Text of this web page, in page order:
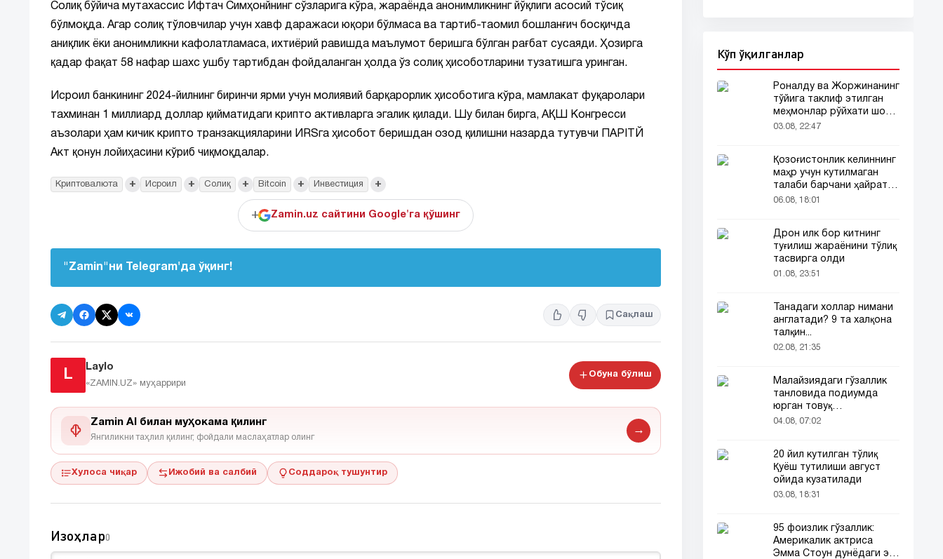
Солиқ бўйича мутахассис Ифтач Симҳонйнинг сўзларига кўра, жараёнда анонимликнинг йўқлиги асосий тўсиқ
бўлмоқда. Агар солиқ тўловчилар учун хавф даражаси юқори бўлмаса ва тартиб-таомил бошланғич босқичда
аниқлик ёки анонимликни кафолатламаса, ихтиёрий равишда маълумот беришга бўлган рағбат сусаяди. Ҳозирга
қадар фақат 58 нафар шахс ушбу тартибдан фойдаланган ҳолда ўз солиқ ҳисоботларини тузатишга уринган.
Исроил банкининг 2024-йилнинг биринчи ярми учун молиявий барқарорлик ҳисоботига кўра, мамлакат фуқаролари
тахминан 1 миллиард доллар қийматидаги крипто активларга эгалик қилади. Шу билан бирга, АҚШ Конгресси
аъзолари ҳам кичик крипто транзакцияларини ИRSга ҳисобот беришдан озод қилишни назарда тутувчи ПАРITЙ
Акт қонун лойиҳасини кўриб чиқмоқдалар.
Криптовалюта + Исроил + Солиқ + Bitcoin + Инвестиция +
+ Zamin.uz сайтини Google'га қўшинг
"Zamin"ни Telegram'да ўқинг!
Сақлаш
L
Laylo
«ZAMIN.UZ» муҳаррири
Обуна бўлиш
Zamin AI билан муҳокама қилинг
Янгиликни таҳлил қилинг, фойдали маслаҳатлар олинг
→
Хулоса чиқар Ижобий ва салбий Соддароқ тушунтир
Изоҳлар0
Кўп ўқилганлар
Роналду ва Жоржинанинг
тўйига таклиф этилган
меҳмонлар рўйхати шов-
шувда
03.08, 22:47
Қозоғистонлик келиннинг
маҳр учун кутилмаган
талаби барчани ҳайратга
солди
06.08, 18:01
Дрон илк бор китнинг
туғилиш жараёнини тўлиқ
тасвирга олди
01.08, 23:51
Танадаги холлар нимани
англатади? 9 та халқона
талқин...
02.08, 21:35
Малайзиядаги гўзаллик
танловида подиумда
юрган товуқ
томошабинлар
04.08, 07:02
20 йил кутилган тўлиқ
Қуёш тутилиши август
ойида кузатилади
03.08, 18:31
95 фоизлик гўзаллик:
Америкалик актриса
Эмма Стоун дунёдаги энг